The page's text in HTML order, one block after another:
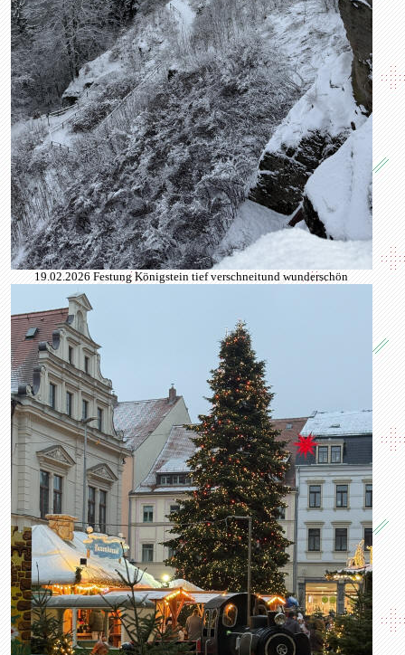
19.02.2026 Festung Königstein tief verschneitund wunderschön